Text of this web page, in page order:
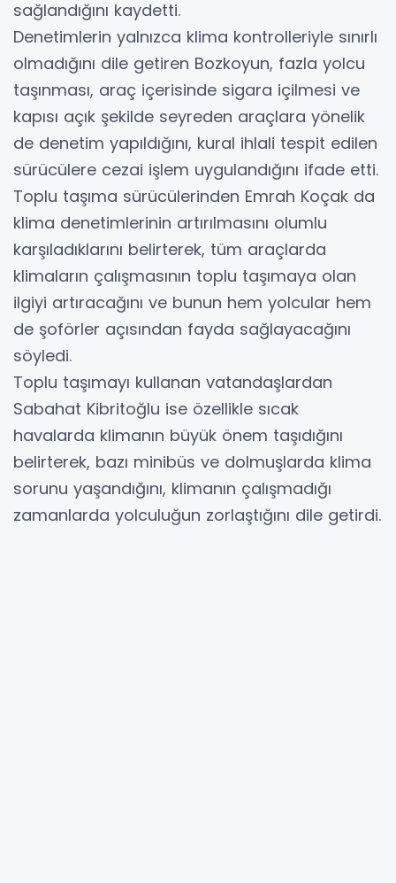
sağlandığını kaydetti.
Denetimlerin yalnızca klima kontrolleriyle sınırlı
olmadığını dile getiren Bozkoyun, fazla yolcu
taşınması, araç içerisinde sigara içilmesi ve
kapısı açık şekilde seyreden araçlara yönelik
de denetim yapıldığını, kural ihlali tespit edilen
sürücülere cezai işlem uygulandığını ifade etti.
Toplu taşıma sürücülerinden Emrah Koçak da
klima denetimlerinin artırılmasını olumlu
karşıladıklarını belirterek, tüm araçlarda
klimaların çalışmasının toplu taşımaya olan
ilgiyi artıracağını ve bunun hem yolcular hem
de şoförler açısından fayda sağlayacağını
söyledi.
Toplu taşımayı kullanan vatandaşlardan
Sabahat Kibritoğlu ise özellikle sıcak
havalarda klimanın büyük önem taşıdığını
belirterek, bazı minibüs ve dolmuşlarda klima
sorunu yaşandığını, klimanın çalışmadığı
zamanlarda yolculuğun zorlaştığını dile getirdi.